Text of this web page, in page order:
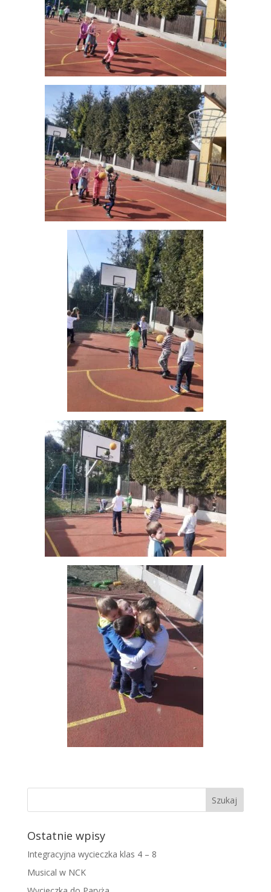
Ostatnie wpisy
Integracyjna wycieczka klas 4 – 8
Musical w NCK